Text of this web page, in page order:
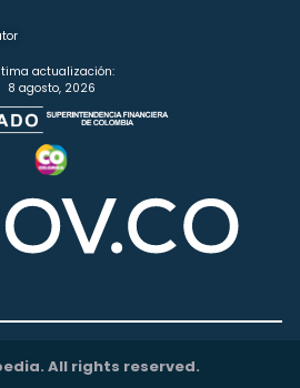
actualización:
8 agosto, 2026
All rights reserved.